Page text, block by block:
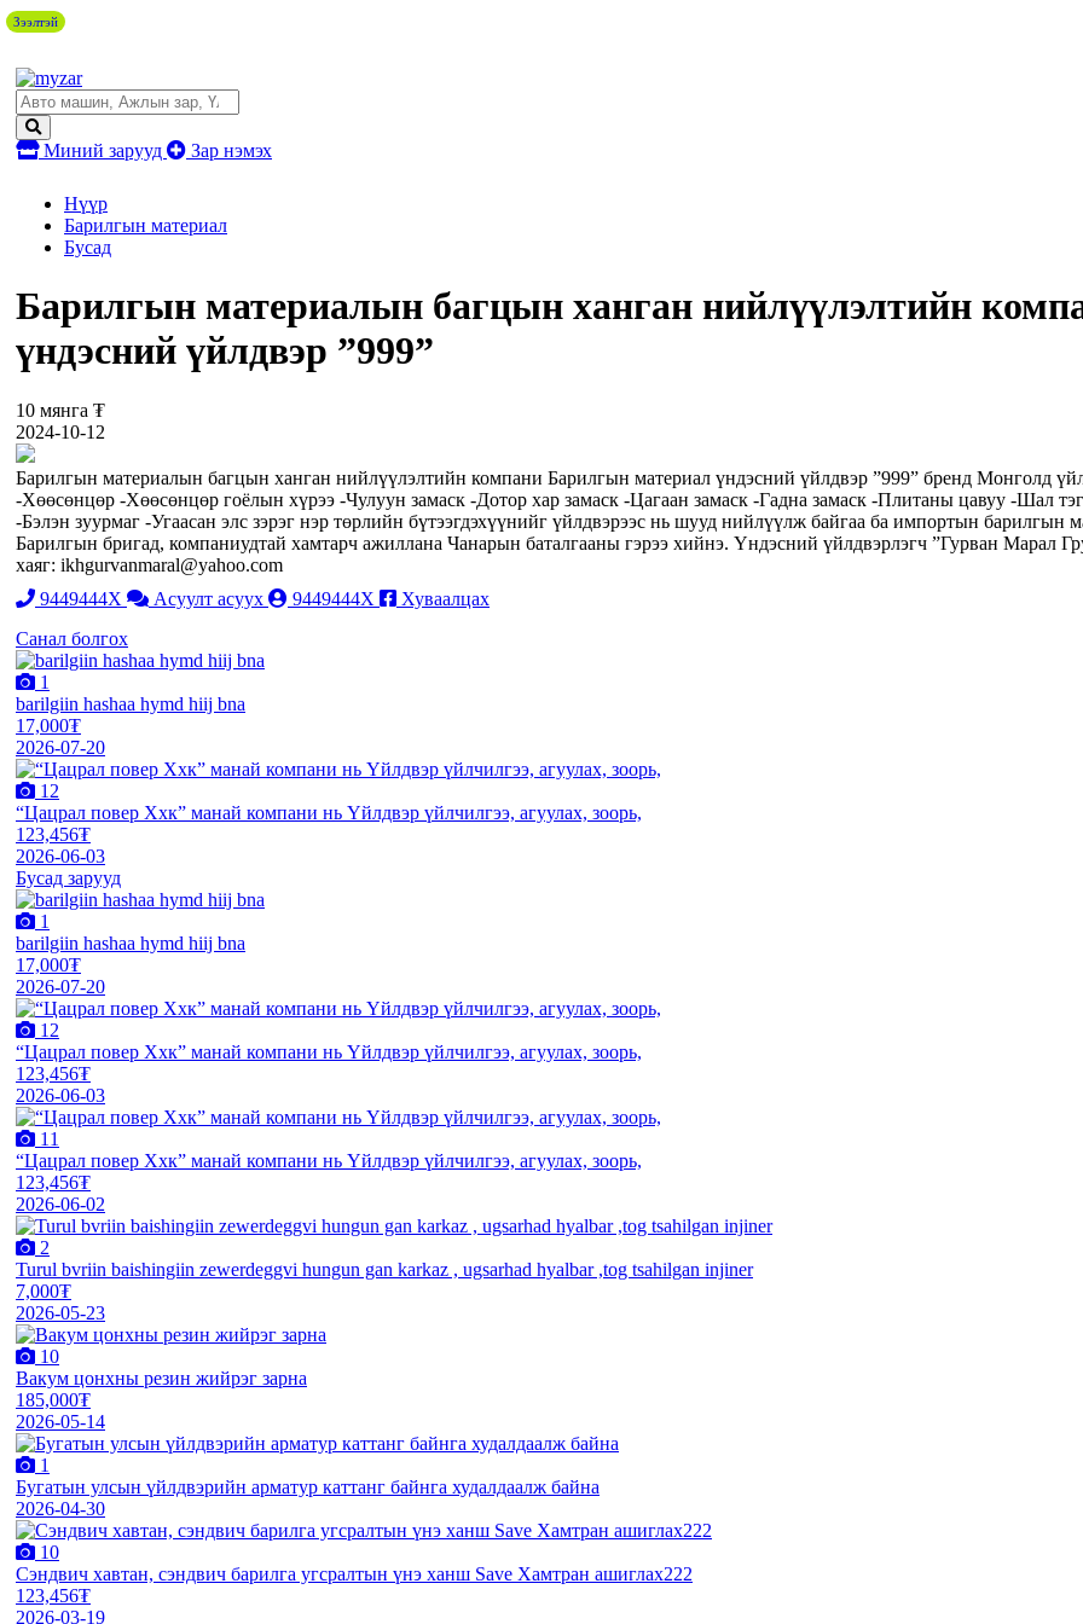
Миний зарууд Зар нэмэх
Нүүр
Барилгын материал
Бусад
Барилгын материалын багцын ханган нийлүүлэлтийн
үндэсний үйлдвэр ”999”
10 мянга ₮
2024-10-12
Барилгын материалын багцын ханган нийлүүлэлтийн компани Барилгын материал үндэсний үйлдвэр ”999” бренд Монголд
-Хөөсөнцөр -Хөөсөнцөр гоёлын хүрээ -Чулуун замаск -Дотор хар замаск -Цагаан замаск -Гадна замаск -Плитаны цавуу -Шал
-Бэлэн зуурмаг -Угаасан элс зэрэг нэр төрлийн бүтээгдэхүүнийг үйлдвэрээс нь шууд нийлүүлж байгаа ба импортын барилгын
Барилгын бригад, компаниудтай хамтарч ажиллана Чанарын баталгааны гэрээ хийнэ. Үндэсний үйлдвэрлэгч ”Гурван Марал
хаяг: ikhgurvanmaral@yahoo.com
9449444X
Асуулт асуух 9449444X
Хуваалцах
Санал болгох
1
barilgiin hashaa hymd hiij bna
17,000₮
2026-07-20
12
“Цацрал повер Ххк” манай компани нь Үйлдвэр үйлчилгээ, агуулах, зоорь,
123,456₮
2026-06-03
Бусад зарууд
1
barilgiin hashaa hymd hiij bna
17,000₮
2026-07-20
12
“Цацрал повер Ххк” манай компани нь Үйлдвэр үйлчилгээ, агуулах, зоорь,
123,456₮
2026-06-03
11
“Цацрал повер Ххк” манай компани нь Үйлдвэр үйлчилгээ, агуулах, зоорь,
123,456₮
2026-06-02
2
Turul bvriin baishingiin zewerdeggvi hungun gan karkaz , ugsarhad hyalbar ,tog tsahilgan injiner
7,000₮
2026-05-23
10
Вакум цонхны резин жийрэг зарна
185,000₮
2026-05-14
1
Бугатын улсын үйлдвэрийн арматур каттанг байнга худалдаалж байна
2026-04-30
10
Сэндвич хавтан, сэндвич барилга угсралтын үнэ ханш Save Хамтран ашиглах222
123,456₮
2026-03-19
Зээлтэй